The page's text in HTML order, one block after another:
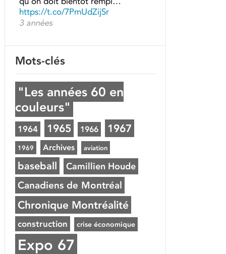
https://t.co/7PmUdZijSr
3 années
Mots-clés
"Les années 60 en
couleurs"
1964 1965 1966 1967
1969 Archives aviation
baseball Camillien Houde
Canadiens de Montréal
Chronique Montréalité
construction crise économique
Expo 67